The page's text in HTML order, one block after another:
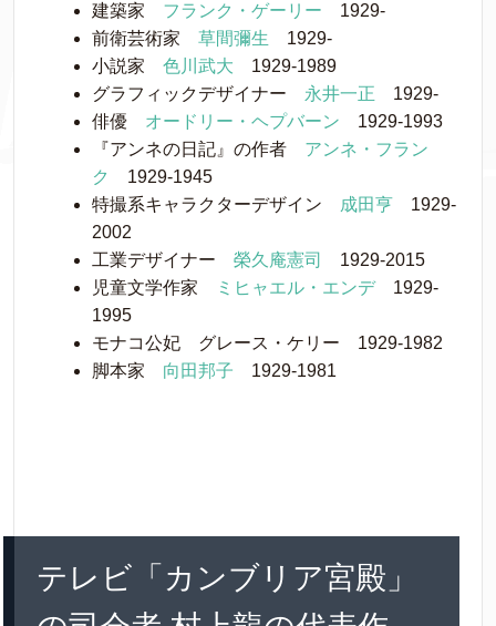
建築家 フランク・ゲーリー 1929-
前衛芸術家 草間彌生 1929-
小説家 色川武大 1929-1989
グラフィックデザイナー 永井一正 1929-
俳優 オードリー・ヘプバーン 1929-1993
『アンネの日記』の作者 アンネ・フラン
ク
1929-1945
特撮系キャラクターデザイン
成田亨 1929-
2002
工業デザイナー 榮久庵憲司
1929-2015
児童文学作家
ミヒャエル・エンデ1929-
1995
モナコ公妃 グレース・ケリー 1929-1982
脚本家 向田邦子 1929-1981
テレビ「カンブリア宮殿」